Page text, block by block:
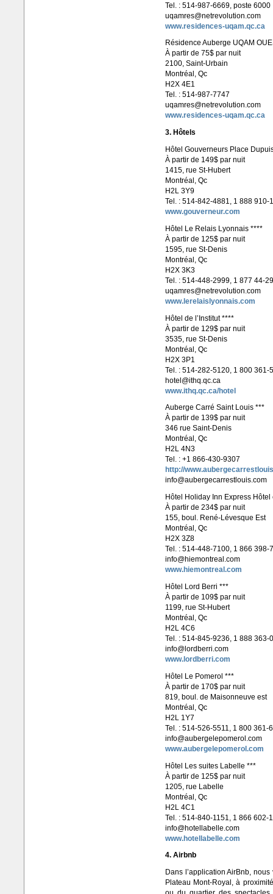
Tel. : 514-987-6669, poste 6000
uqamres@netrevolution.com
www.residences-uqam.qc.ca
Résidence Auberge UQAM
À partir de 75$ par nuit
2100, Saint-Urbain
Montréal, Qc
H2X 4E1
Tel. : 514-987-7747
uqamres@netrevolution.com
www.residences-uqam.qc.ca
3. Hôtels
Hôtel Gouverneurs Place
À partir de 149$ par nuit
1415, rue St-Hubert
Montréal, Qc
H2L 3Y9
Tel. : 514-842-4881, 1 888 910-
www.gouverneur.com
Hôtel Le Relais Lyonnais ****
À partir de 125$ par nuit
1595, rue St-Denis
Montréal, Qc
H2X 3K3
Tel. : 514-448-2999, 1 877 44-
uqamres@netrevolution.com
www.lerelaislyonnais.com
Hôtel de l’Institut ****
À partir de 129$ par nuit
3535, rue St-Denis
Montréal, Qc
H2X 3P1
Tel. : 514-282-5120, 1 800 361-
hotel@ithq.qc.ca
www.ithq.qc.ca/hotel
Auberge Carré Saint Louis ***
À partir de 139$ par nuit
346 rue Saint-Denis
Montréal, Qc
H2L 4N3
Tel. : +1 866-430-9307
http://
info@aubergecarrestlouis.com
Hôtel Holiday Inn Express
À partir de 234$ par nuit
155, boul. René-Lévesque Est
Montréal, Qc
H2X 3Z8
Tel. : 514-448-7100, 1 866 398-
info@hiemontreal.com
www.hiemontreal.com
Hôtel Lord Berri ***
À partir de 109$ par nuit
1199, rue St-Hubert
Montréal, Qc
H2L 4C6
Tel. : 514-845-9236, 1 888 363-
info@lordberri.com
www.lordberri.com
Hôtel Le Pomerol ***
À partir de 170$ par nuit
819, boul. de Maisonneuve est
Montréal, Qc
H2L 1Y7
Tel. : 514-526-5511, 1 800 361-
info@aubergelepomerol.com
www.aubergelepomerol.com
Hôtel Les suites Labelle ***
À partir de 125$ par nuit
1205, rue Labelle
Montréal, Qc
H2L 4C1
Tel. : 514-840-1151, 1 866 602-
info@hotellabelle.com
www.hotellabelle.com
4. Airbnb
Dans l’application AirBnb,
Plateau Mont-Royal, à